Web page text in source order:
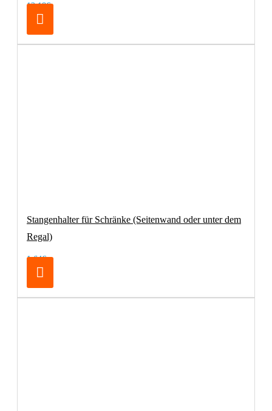
12,18€
Stangenhalter für Schränke (Seitenwand oder unter dem
Regal)
1,64€